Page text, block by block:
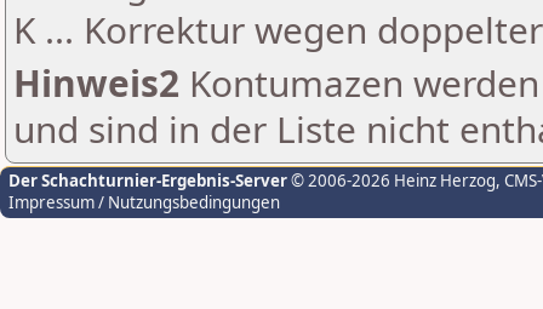
K ... Korrektur wegen
Hinweis2 Kontumazen
und sind in der Liste nicht
Der Schachturnier-Ergebnis-Server© 2006-2026 Heinz Herzog,
Impressum / Nutzungsbedingungen